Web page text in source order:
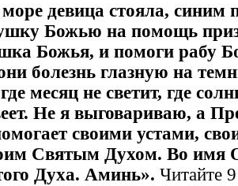
девица стояла, синим
Божью на помощь
Божья, и помоги рабу
болезнь глазную на
месяц не светит, где
Не я выговариваю, а
своими устами,
Святым Духом. Во имя
Духа. Аминь». Читайте